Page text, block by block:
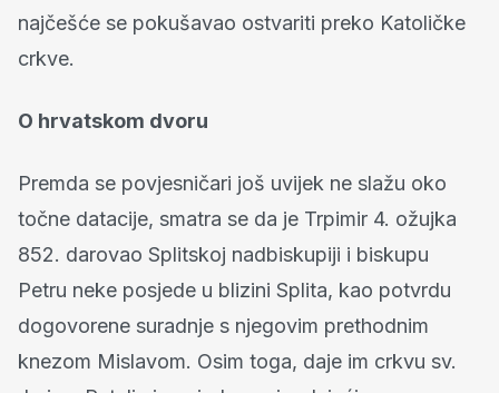
najčešće se pokušavao ostvariti preko Katoličke
crkve.
O hrvatskom dvoru
Premda se povjesničari još uvijek ne slažu oko
točne datacije, smatra se da je Trpimir 4. ožujka
852. darovao Splitskoj nadbiskupiji i biskupu
Petru neke posjede u blizini Splita, kao potvrdu
dogovorene suradnje s njegovim prethodnim
knezom Mislavom. Osim toga, daje im crkvu sv.